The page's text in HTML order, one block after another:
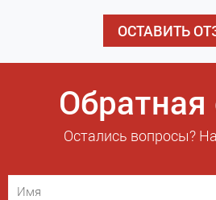
ОСТАВИТЬ
Обратная
Остались вопросы?